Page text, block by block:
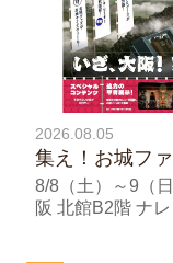
今回は夏の京都
心潤す美味いも
2026.08.05
集え！お城フ
ースが群雄割
2026』、いよ
8/8（⼟）～9（
阪 北館B2階 ナ
ンベンションセ
⽇1,600円) 中⾼